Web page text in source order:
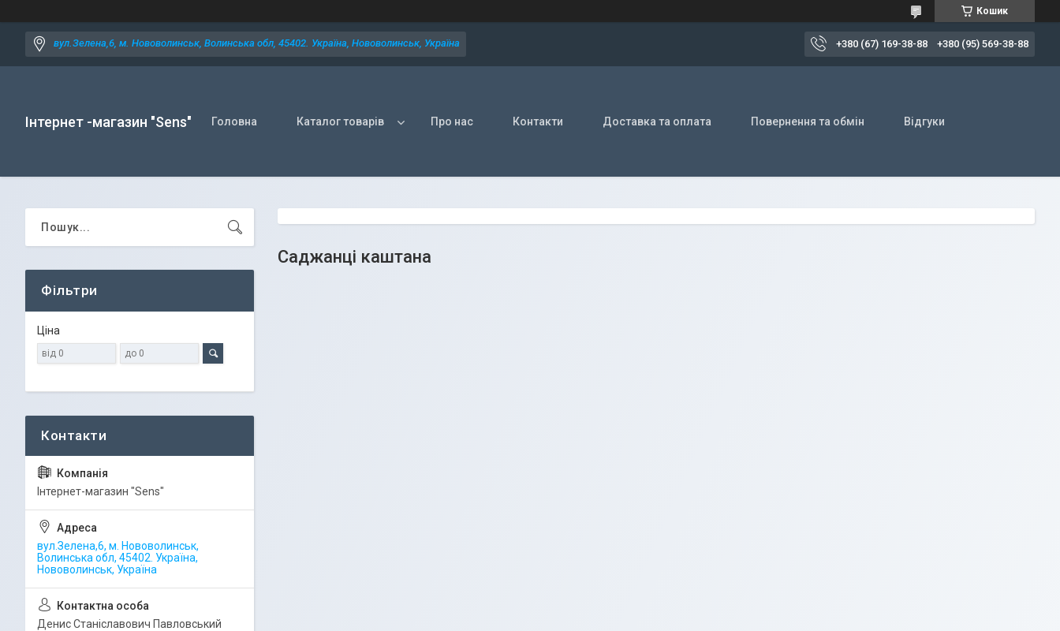
Кошик
вул.Зелена,6, м. Нововолинськ, Волинська обл, 45402. Україна, Нововолинськ, Україна +380 (67) 169-38-88 +380 (95) 569-38-88
Інтернет -магазин "Sens" Головна Каталог товарів Про нас Контакти Доставка та оплата Повернення та обмін Відгуки
Саджанці каштана
Фільтри
Ціна
Iнтернет-магазин "Sens"
вул.Зелена,6, м. Нововолинськ,
Волинська обл, 45402. Україна,
Нововолинськ, Україна
Денис Станіславович Павловський